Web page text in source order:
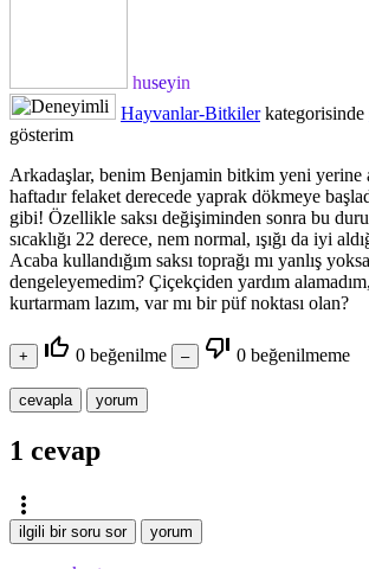
huseyin
Hayvanlar-Bitkilerkategorisinde
gösterim
Arkadaşlar, benim Benjamin bitkim yeni yerine
haftadır felaket derecede yaprak dökmeye
gibi! Özellikle saksı değişiminden sonra bu
sıcaklığı 22 derece, nem normal, ışığı da iyi
Acaba kullandığım saksı toprağı mı yanlış
dengeleyemedim? Çiçekçiden yardım
kurtarmam lazım, var mı bir püf noktası olan?
thumb_up_off_alt 0 beğenilme thumb_down_off_alt 0 beğenilmeme
1 cevap
more_vert